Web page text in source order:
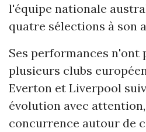
l'équipe nationale
quatre sélections à son
Ses performances n'ont
plusieurs clubs
Everton et Liverpool
évolution avec
concurrence autour de